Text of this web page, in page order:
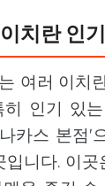
치란 인
여러 이치
히 인기 있
카스 본점'
입니다. 이